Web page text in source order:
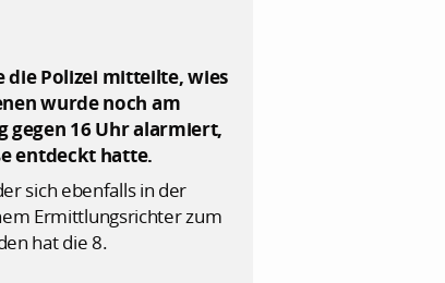
die Polizei mitteilte, wies
wurde noch am
gegen 16 Uhr alarmiert,
entdeckt hatte.
sich ebenfalls in der
Ermittlungsrichter zum
hat die 8.